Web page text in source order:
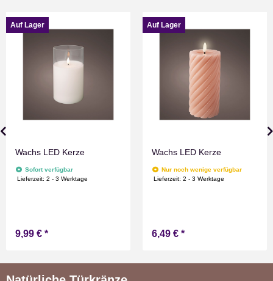
Auf Lager
Wachs LED Kerze
Sofort verfügbar
Lieferzeit:2 - 3 Werktage
9,99 € *
Auf Lager
Wachs LED Kerze
Nur noch wenige verfügbar
Lieferzeit:2 - 3 Werktage
6,49 € *